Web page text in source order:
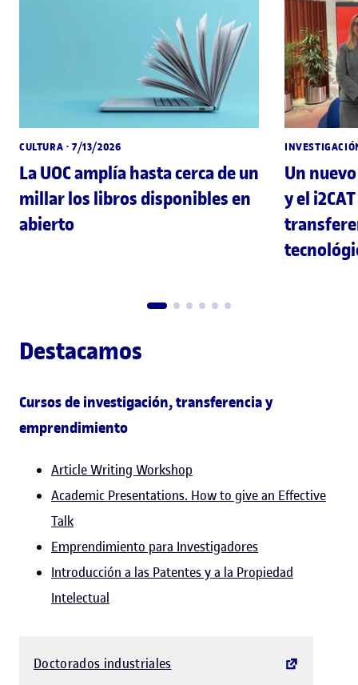
CULTURA · 7/13/2026
La UOC amplía hasta cerca de un
millar los libros disponibles en
abierto
Un
y el
Destacamos
Cursos de investigación, transferencia y
emprendimiento
Article Writing Workshop
Academic Presentations. How to give an Effective
Talk
Emprendimiento para Investigadores
Introducción a las Patentes y a la Propiedad
Intelectual
El link s'obre en finestra nova
Doctorados industriales